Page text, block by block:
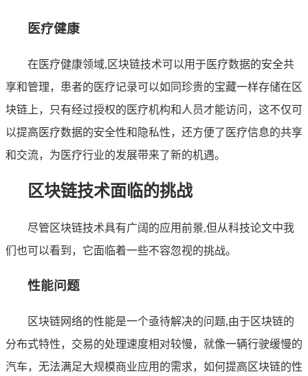
医疗健康
在医疗健康领域,区块链技术可以用于医疗数据的安全共
享和管理，患者的医疗记录可以如同珍贵的宝藏一样存储在区
块链上，只有经过授权的医疗机构和人员才能访问，这不仅可
以提高医疗数据的安全性和隐私性，还方便了医疗信息的共享
和交流，为医疗行业的发展带来了新的机遇。
区块链技术面临的挑战
尽管区块链技术具有广阔的应用前景,但从科技论文中我
们也可以看到，它面临着一些不容忽视的挑战。
性能问题
区块链网络的性能是一个亟待解决的问题,由于区块链的
分布式特性，交易的处理速度相对较慢，就像一辆行驶缓慢的
汽车，无法满足大规模商业应用的需求，如何提高区块链的性